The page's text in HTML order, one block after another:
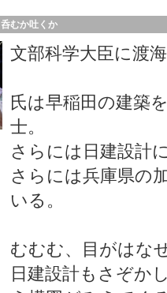
呑むか吐くか
文部科学大臣に渡
氏は早稲田の建築
士。
さらには日建設計
さらには兵庫県の
いる。
むむむ、目がはな
日建設計もさぞか